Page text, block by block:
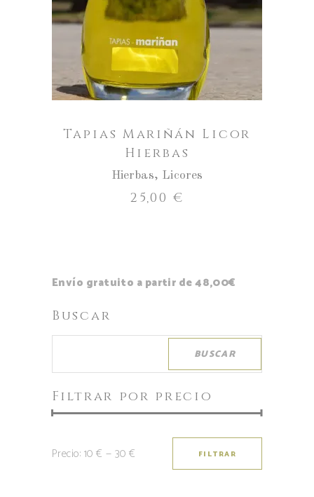
Licor
Hierbas
cantidad
AÑADIR AL CARRITO
Tapias Mariñán Licor
Hierbas
Hierbas, Licores
25,00€
Envío gratuito a partir de 48,00€
Buscar
BUSCAR
Filtrar por precio
FILTRAR
Precio: 10 € — 30 €